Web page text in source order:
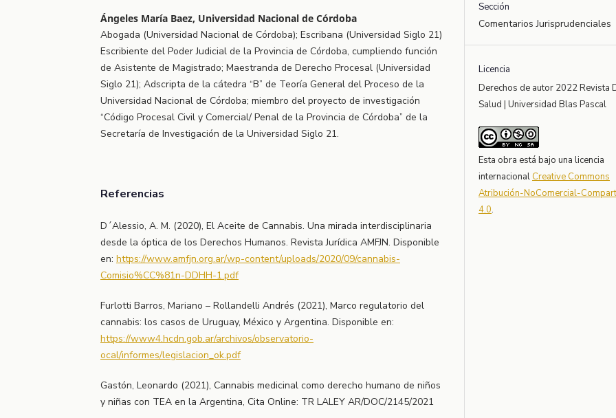
Ángeles María Baez, Universidad Nacional de Córdoba
Abogada (Universidad Nacional de Córdoba); Escribana (Universidad Siglo 21)
Escribiente del Poder Judicial de la Provincia de Córdoba, cumpliendo función
de Asistente de Magistrado; Maestranda de Derecho Procesal (Universidad
Siglo 21); Adscripta de la cátedra “B” de Teoría General del Proceso de la
Universidad Nacional de Córdoba; miembro del proyecto de investigación
“Código Procesal Civil y Comercial/ Penal de la Provincia de Córdoba” de la
Secretaría de Investigación de la Universidad Siglo 21.
Referencias
D´Alessio, A. M. (2020), El Aceite de Cannabis. Una mirada interdisciplinaria
desde la óptica de los Derechos Humanos. Revista Jurídica AMFJN. Disponible
en: https://www.amfjn.org.ar/wp-content/uploads/2020/09/cannabis-
Comisio%CC%81n-DDHH-1.pdf
Furlotti Barros, Mariano – Rollandelli Andrés (2021), Marco regulatorio del
cannabis: los casos de Uruguay, México y Argentina. Disponible en:
https://www4.hcdn.gob.ar/archivos/observatorio-
ocal/informes/legislacion_ok.pdf
Gastón, Leonardo (2021), Cannabis medicinal como derecho humano de niños
y niñas con TEA en la Argentina, Cita Online: TR LALEY AR/DOC/2145/2021
Sección
Comentarios Jurisprudenciales
Licencia
Derechos de autor 2022 Revista
Salud | Universidad Blas Pascal
Esta obra está bajo una licencia
internacional Creative Commons
Atribución-NoComercial-
4.0.